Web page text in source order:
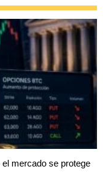
mercado se protege